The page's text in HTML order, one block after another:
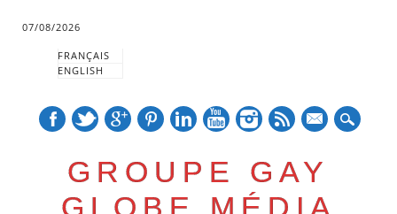
07/08/2026
FRANÇAIS
ENGLISH
GROUPE GAY
GLOBE MÉDIA